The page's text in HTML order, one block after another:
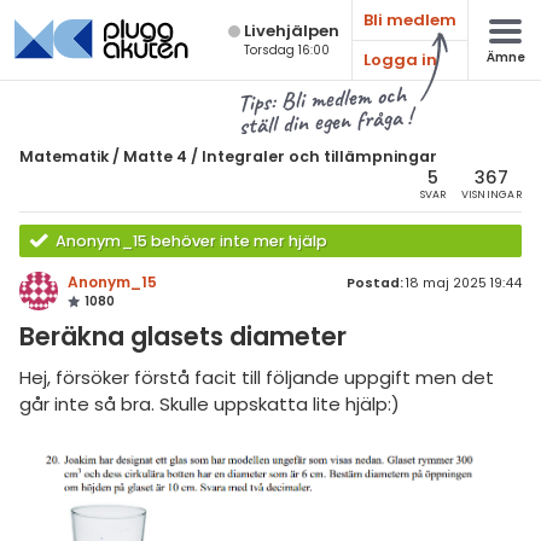
Live­hjälpen
Torsdag 16:00
Bli medlem
Logga in
Ämne
Tips: Bli medlem och
ställ din egen fråga !
Matematik / Matte 4 / Integraler och tillämpningar
5
SVAR
367
VISNINGAR
Anonym_15 behöver inte mer hjälp
Anonym_15
1080
Postad:18 maj 2025 19:44
Beräkna glasets diameter
Hej, försöker förstå facit till följande uppgift men det
går inte så bra. Skulle uppskatta lite hjälp:)
Alla ämnen
7
8
9
2
3
Matematik
Alla trådar
Bevismetoder
Trigonometri
Derivata
Grafer och asymptoter
Integraler och
tillämpningar
& Bygg
språk